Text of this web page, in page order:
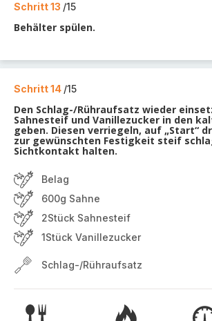
Schritt 13 /15
Behälter spülen.
Schritt 14 /15
Den Schlag-/Rühraufsatz wieder
Sahnesteif und Vanillezucker in den
geben. Diesen verriegeln, auf „Start“
zur gewünschten Festigkeit steif
Sichtkontakt halten.
Belag
600g Sahne
2Stück Sahnesteif
1Stück Vanillezucker
Schlag-/Rühraufsatz